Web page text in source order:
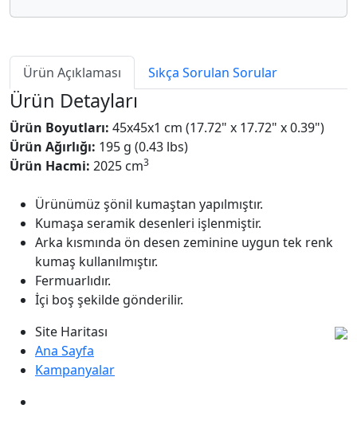
Ürün Açıklaması Sıkça Sorulan Sorular
Ürün Detayları
Ürün Boyutları: 45x45x1 cm (17.72" x 17.72" x 0.39")
Ürün Ağırlığı: 195 g (0.43 lbs)
Ürün Hacmi: 2025 cm3
Ürünümüz şönil kumaştan yapılmıştır.
Kumaşa seramik desenleri işlenmiştir.
Arka kısmında ön desen zeminine uygun tek renk
kumaş kullanılmıştır.
Fermuarlıdır.
İçi boş şekilde gönderilir.
Site Haritası
Ana Sayfa
Kampanyalar